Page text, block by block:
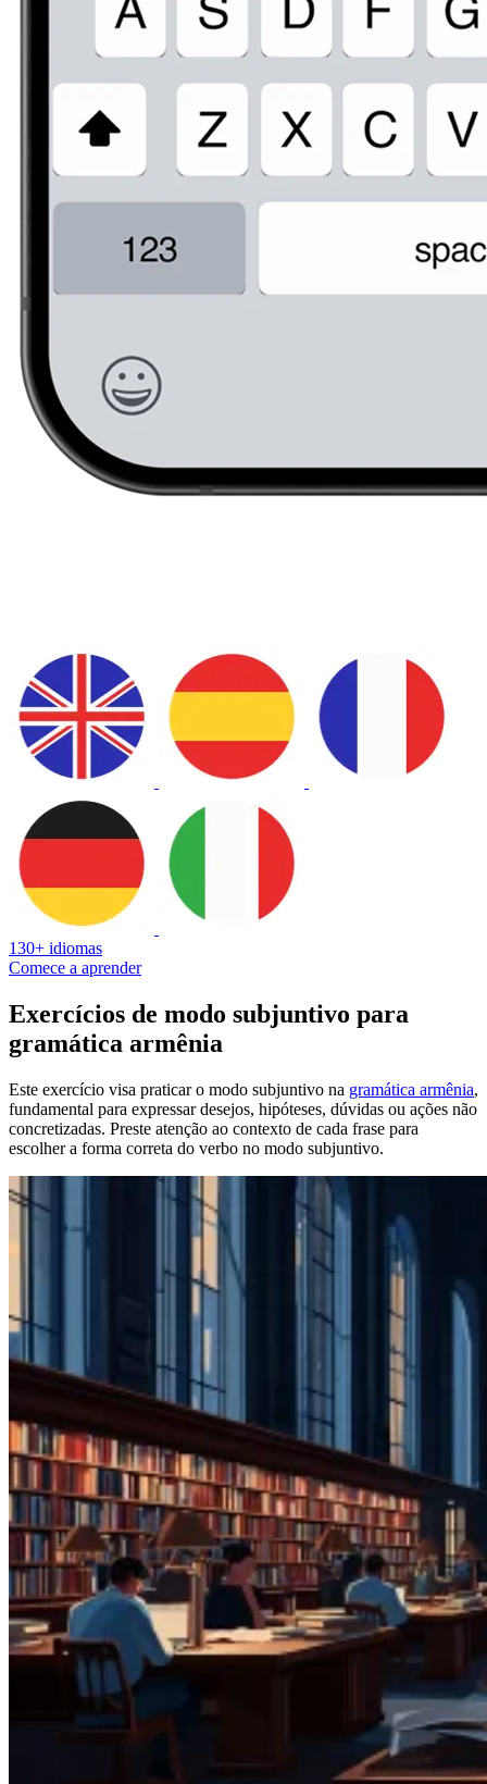
130+ idiomas
Comece a aprender
Exercícios de modo subjuntivo para
gramática armênia
Este exercício visa praticar o modo subjuntivo na gramática armênia,
fundamental para expressar desejos, hipóteses, dúvidas ou ações não
concretizadas. Preste atenção ao contexto de cada frase para
escolher a forma correta do verbo no modo subjuntivo.